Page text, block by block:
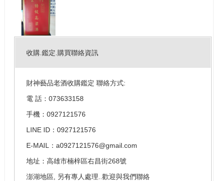
收購.鑑定.購買聯絡資訊
財神藝品老酒收購鑑定 聯絡方式:
電 話：073633158
手機：0927121576
LINE ID：0927121576
E-MAIL：a0927121576@gmail.com
地址：高雄市楠梓區右昌街268號
澎湖地區, 另有專人處理..歡迎與我們聯絡